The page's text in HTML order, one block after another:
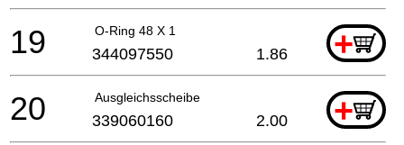
O-Ring 48 X 1 +
19 344097550 1.86
Ausgleichsscheibe +
20 339060160 2.00